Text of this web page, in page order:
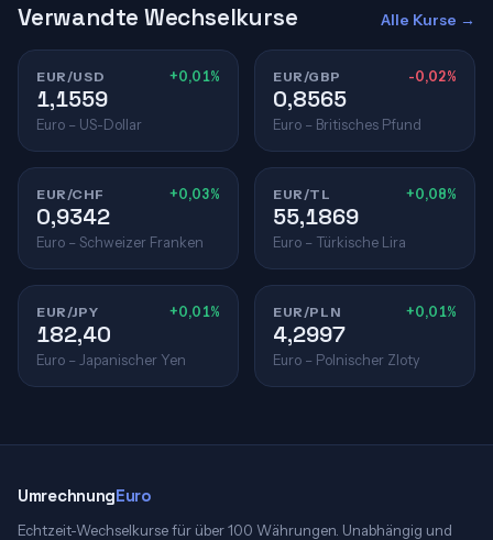
Verwandte Wechselkurse Alle Kurse →
EUR/USD +0,01%
1,1559
Euro – US-Dollar
EUR/GBP -0,02%
0,8565
Euro – Britisches Pfund
EUR/CHF +0,03%
0,9342
Euro – Schweizer Franken
EUR/TL +0,08%
55,1869
Euro – Türkische Lira
EUR/JPY +0,01%
182,40
Euro – Japanischer Yen
EUR/PLN +0,01%
4,2997
Euro – Polnischer Zloty
UmrechnungEuro
Echtzeit-Wechselkurse für über 100 Währungen. Unabhängig und